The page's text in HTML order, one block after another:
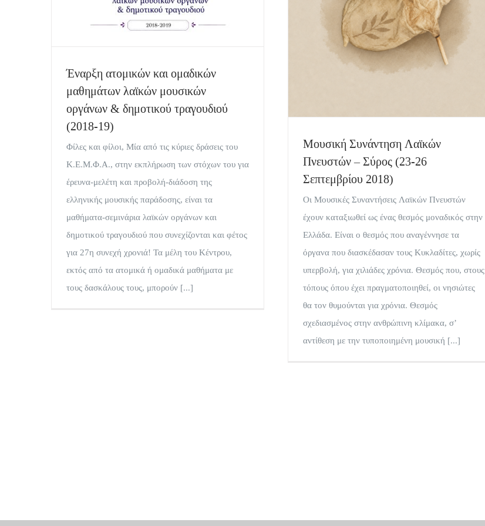
Έναρξη ατομικών και ομαδικών
μαθημάτων λαϊκών μουσικών
οργάνων & δημοτικού τραγουδιού
(2018-19)
Φίλες και φίλοι, Μία από τις κύριες δράσεις του
Κ.Ε.Μ.Φ.Α., στην εκπλήρωση των στόχων του για
έρευνα-μελέτη και προβολή-διάδοση της
ελληνικής μουσικής παράδοσης, είναι τα
μαθήματα-σεμινάρια λαϊκών οργάνων και
δημοτικού τραγουδιού που συνεχίζονται και φέτος
για 27η συνεχή χρονιά! Τα μέλη του Κέντρου,
εκτός από τα ατομικά ή ομαδικά μαθήματα με
τους δασκάλους τους, μπορούν [...]
Μουσική Συνάντηση Λαϊκών
Πνευστών – Σύρος (23-26
Σεπτεμβρίου 2018)
Οι Μουσικές Συναντήσεις Λαϊκών Πνευστών
έχουν καταξιωθεί ως ένας θεσμός μοναδικός στην
Ελλάδα. Είναι ο θεσμός που αναγέννησε τα
όργανα που διασκέδασαν τους Κυκλαδίτες, χωρίς
υπερβολή, για χιλιάδες χρόνια. Θεσμός που, στους
τόπους όπου έχει πραγματοποιηθεί, οι νησιώτες
θα τον θυμούνται για χρόνια. Θεσμός
σχεδιασμένος στην ανθρώπινη κλίμακα, σ’
αντίθεση με την τυποποιημένη μουσική [...]